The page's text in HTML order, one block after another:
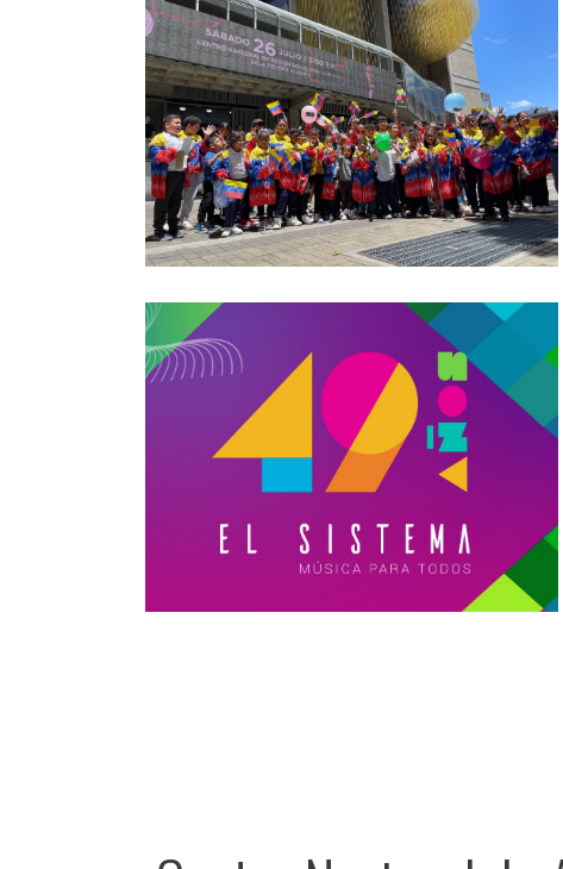
La práctica
colectiva de la
música sonó en
todos los
estados de
Venezuela
15 abril, 2023
La Sinfónica
Nacional Infantil
de Venezuela en
Ginebra